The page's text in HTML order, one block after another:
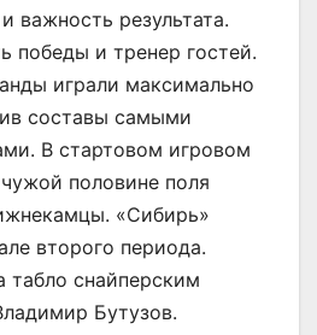
важность результата.
победы и тренер гостей.
играли максимально
составы самыми
В стартовом игровом
половине поля
«Сибирь»
второго периода.
табло снайперским
Бутузов.